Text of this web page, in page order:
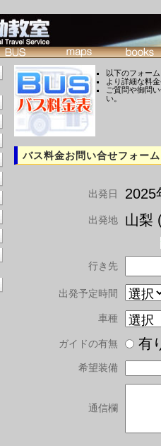
以下のフォー
より詳細な料
ご質問や御問
い。
バス料金お問い合せフォーム
出発日 2025
出発地 山梨
行き先
出発予定時間
車種
ガイドの有無
希望装備
通信欄